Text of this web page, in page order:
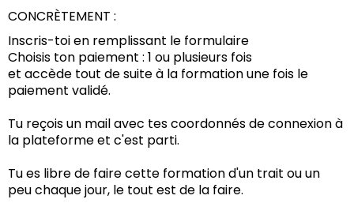
CONCRÈTEMENT :
Inscris-toi en remplissant le formulaire
Choisis ton paiement : 1 ou plusieurs fois
et accède tout de suite à la formation une fois le
paiement validé.
Tu reçois un mail avec tes coordonnés de connexion à
la plateforme et c'est parti.
Tu es libre de faire cette formation d'un trait ou un
peu chaque jour, le tout est de la faire.